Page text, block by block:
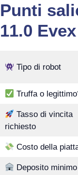
Punti
11.0 Evex
Tipo di robot
Truffa o
Tasso di vincita
richiesto
Costo della
Deposito minimo